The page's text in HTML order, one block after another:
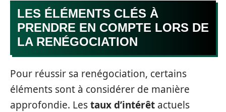
LES ÉLÉMENTS CLÉS À
PRENDRE EN COMPTE LORS DE
LA RENÉGOCIATION
Pour réussir sa renégociation, certains
éléments sont à considérer de manière
approfondie. Lestaux d’intérêt actuels